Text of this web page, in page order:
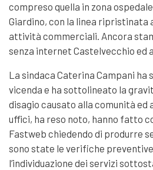
compreso quella in zona
Giardino, con la linea ripristinata
attività commerciali. Ancora
senza internet Castelvecchio ed
La sindaca Caterina Campani ha
vicenda e ha sottolineato la
disagio causato alla comunità ed
uffici, ha reso noto, hanno fatto
Fastweb chiedendo di produrre
sono state le verifiche
l’individuazione dei servizi